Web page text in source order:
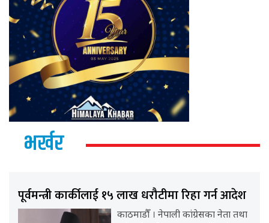
भर्खर
पूर्वमन्त्री कार्कीलाई १५ लाख धरौटीमा रिहा गर्न आदेश
काठमाडौँ । नेपाली कांग्रेसका नेता तथा